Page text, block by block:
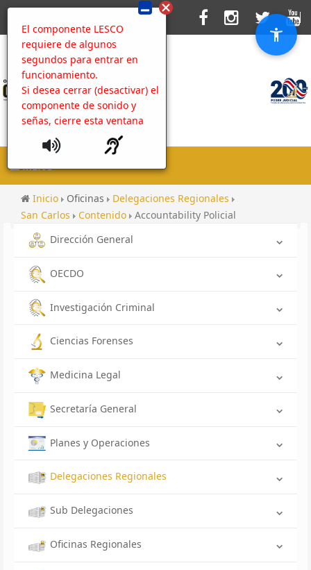
El componente LESCO
requiere de algunos
segundos para entrar en
funcionamiento.
Si desea cerrar (desactivar) el
componente de sonido y
señas, cierre esta ventana
MENU
Inicio Oficinas
Delegaciones Regionales
San Carlos
Contenido
Accountability Policial
Dirección General
OECDO
Investigación Criminal
Ciencias Forenses
Medicina Legal
Secretaría General
Planes y Operaciones
Delegaciones Regionales
Sub Delegaciones
Oficinas Regionales